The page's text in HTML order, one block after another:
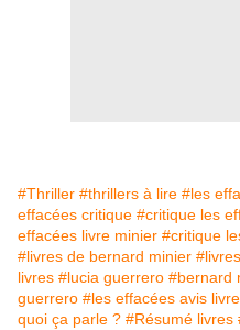
#Thriller #thrillers à lire #les
effacées critique #critique les
effacées livre minier #critique
#livres de bernard minier
livres #lucia guerrero #bernard
guerrero #les effacées avis livre
quoi ça parle ? #Résumé livres